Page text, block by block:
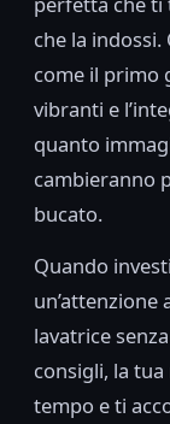
che la
come il primo
vibranti e
quanto
cambieranno
bucato.
Quando
un’attenzione
lavatrice
consigli, la
tempo e ti